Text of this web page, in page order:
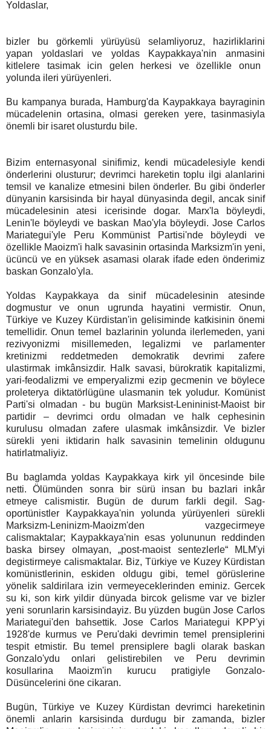
Yoldaslar,
bizler bu görkemli yürüyüsü selamliyoruz, hazirliklarini
yapan yoldaslari ve yoldas Kaypakkaya'nin anmasini
kitlelere tasimak icin gelen herkesi ve özellikle onun
yolunda ileri yürüyenleri.
Bu kampanya burada, Hamburg'da Kaypakkaya bayraginin
mücadeleninortasina, olmasi gereken yere, tasinmasiyla
önemli bir isaret olusturdu bile.
Bizim enternasyonal sinifimiz, kendi mücadelesiyle kendi
önderlerini olusturur; devrimci hareketin toplu ilgi alanlarini
temsil ve kanalize etmesini bilen önderler. Bu gibi önderler
dünyanin karsisinda bir hayal dünyasinda degil, ancak sinif
mücadelesinin atesi icerisinde dogar.
Marx'la böyleydi,
Lenin'le böyleydi ve baskan Mao'yla böyleydi. Jose Carlos
Mariategui'yle Peru Kommünist Partisi'nde böyleydi ve
özellikle Maoizm'i halk savasinin ortasinda Marksizm'in yeni,
ücüncü ve en yüksek asamasi olarak ifade eden önderimiz
baskan Gonzalo'yla.
Yoldas Kaypakkaya da sinif mücadelesinin atesinde
dogmustur ve onun ugrunda hayatini vermistir. Onun,
Türkiye ve Kuzey Kürdistan'in gelisiminde katkisinin önemi
temellidir. Onun temel bazlarinin yolunda ilerlemeden, yani
rezivyonizmi misillemeden, legalizmi ve parlamenter
kretinizmi reddetmeden demokratik devrimi zafere
ulastirmak imkânsizdir. Halk savasi, bürokratik kapitalizmi,
yari-feodalizmi ve emperyalizmi ezip gecmenin ve böylece
proleterya diktatörlügüne ulasmanin tek yoludur. Komünist
Parti'si olmadan - bu bugün Marksist-Lenininist-Maoist bir
partidir – devrimci ordu olmadan ve halk cephesinin
kurulusu olmadan zafere ulasmak imkânsizdir. Ve bizler
sürekli yeni iktidarin halk savasinin temelinin oldugunu
hatirlatmaliyiz.
Bu baglamda yoldas Kaypakkaya kirk yil öncesinde bile
netti. Ölümünden sonra bir sürü insan bu bazlari inkâr
etmeye calismistir. Bugün de durum farkli degil. Sag-
oportünistler Kaypakkaya'nin yolunda yürüyenleri sürekli
Marksizm-Leninizm-Maoizm'den vazgecirmeye
calismaktalar; Kaypakkaya'nin esas yolununun reddinden
baska birsey olmayan, „post-maoist sentezlerle“ MLM'yi
degistirmeye calismaktalar. Biz, Türkiye ve Kuzey Kürdistan
komünistlerinin, eskiden oldugu gibi, temel görüslerine
yönelik saldirilara izin vermeyeceklerinden eminiz. Gercek
su ki, son kirk yildir dünyada bircok gelisme var ve bizler
yeni sorunlarin karsisindayiz. Bu yüzden bugün Jose Carlos
Mariategui'den bahsettik. Jose Carlos Mariategui KPP'yi
1928'de kurmus ve Peru'daki devrimin temel prensiplerini
tespit etmistir. Bu temel prensiplere bagli olarak baskan
Gonzalo'ydu onlari gelistirebilen ve Peru devrimin
kosullarina Maoizm'in kurucu pratigiyle Gonzalo-
Düsüncelerini öne cikaran.
Bugün, Türkiye ve Kuzey Kürdistan devrimci hareketinin
önemli anlarin karsisinda durdugu bir zamanda, bizler